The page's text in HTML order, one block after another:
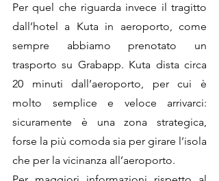
Per quel che riguarda invece il tragitto
dall’hotel a Kuta in aeroporto, come
sempre abbiamo prenotato un
trasporto su Grabapp. Kuta dista circa
20 minuti dall’aeroporto, per cui è
molto semplice e veloce arrivarci:
sicuramente è una zona strategica,
forse la più comoda sia per girare l’isola
che per la vicinanza all’aeroporto.